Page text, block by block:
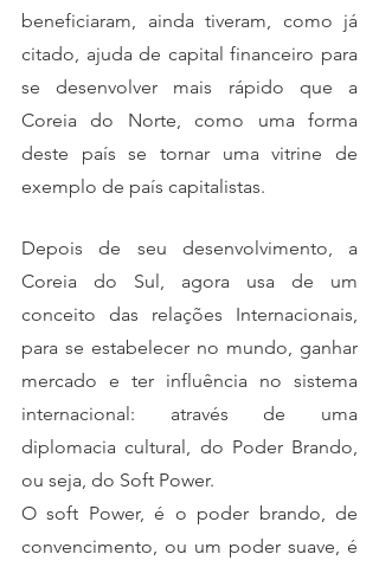
beneficiaram, ainda tiveram, como já
citado, ajuda de capital financeiro para
se desenvolver mais rápido que a
Coreia do Norte, como uma forma
deste país se tornar uma vitrine de
exemplo de país capitalistas.
Depois de seu desenvolvimento, a
Coreia do Sul, agora usa de um
conceito das relações Internacionais,
para se estabelecer no mundo, ganhar
mercado e ter influência no sistema
internacional: através de uma
diplomacia cultural, do Poder Brando,
ou seja, do Soft Power.
O soft Power, é o poder brando, de
convencimento, ou um poder suave, é